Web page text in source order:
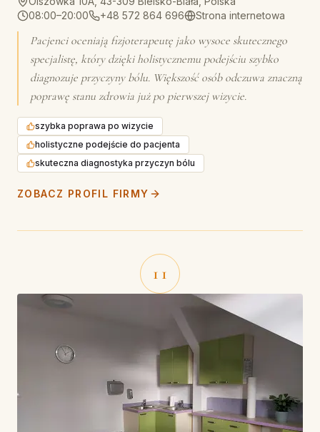
08:00–20:00
+48 572 864 696 Strona internetowa
Pacjenci oceniają fizjoterapeutę jako wysoce skutecznego
specjalistę, który dzięki holistycznemu podejściu szybko
diagnozuje przyczyny bólu. Większość osób odczuwa znaczną
poprawę stanu zdrowia już po pierwszej wizycie.
szybka poprawa po wizycie
holistyczne podejście do pacjenta
skuteczna diagnostyka przyczyn bólu
ZOBACZ PROFIL FIRMY
11